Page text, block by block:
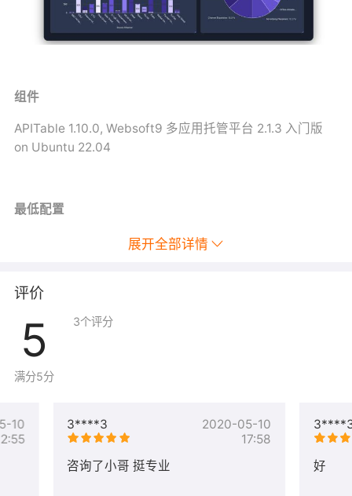
组件
APITable 1.10.0, Websoft9 多应用托管平台 2.1.3 入门版
on Ubuntu 22.04
最低配置
2核8G, 建议服务器带宽选择100M（按量使用）
面向对象
站长，设计，开发者，运维，产品经理，企业
自动化项目管理
展开全部详情
评价
5
满分5分
3个评分
3****3
2020-05-10
17:58
咨询了小哥 挺专业
好
10